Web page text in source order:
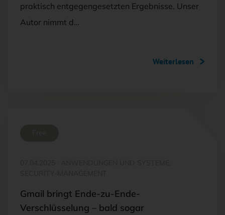
praktisch entgegengesetzten Ergebnisse. Unser
Autor nimmt d…
Weiterlesen
Gmail bringt Ende-zu-Ende-
Verschlüsselung – bald sogar